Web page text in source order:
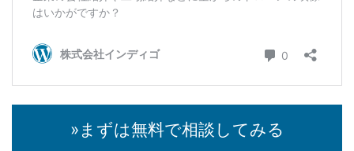
»まずは無料で相談してみる